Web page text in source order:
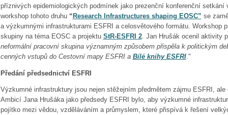
příznivých epidemiologických podmínek jako prezenční konferenční setkání
workshop tohoto druhu “ Research Infrastructures shaping EOSC” se
a výzkumnými infrastrukturami ESFRI a celosvětového formátu. Workshop
skupiny na téma EOSC a projektu StR-ESFRI 2. Jan Hrušák ocenil aktivity
neformální pracovní skupina významným způsobem přispěla k politickým
cenných vstupů do Cestovní mapy ESFRI a Bílé knihy ESFRI."
Předání předsednictví ESFRI
Výzkumné infrastruktury jsou nejen stěžejním předmětem zájmu ESFRI, ale
Ambicí Jana Hrušáka jako předsedy ESFRI bylo, aby výzkumné
pojítko mezi vědou, vzděláváním a průmyslem, které přispívá k řešení